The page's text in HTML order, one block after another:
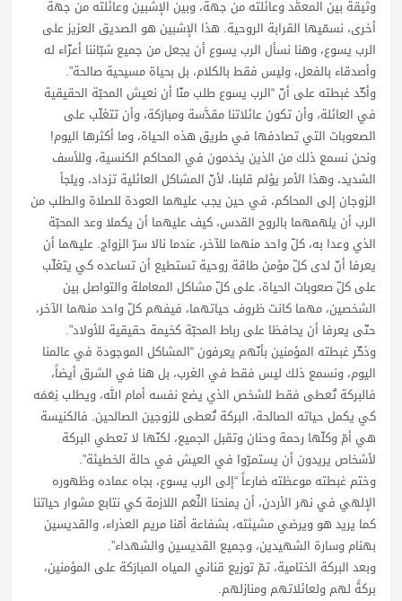
وثيقة بين المعمَّد وعائلته من جهة، وبين الإشبين وعائلته من جهة
أخرى، نسمّيها القرابة الروحية. هذا الإشبين هو الصديق العزيز على
الرب يسوع، وهنا نسأل الرب يسوع أن يجعل من جميع شبّاننا أعزّاء له
وأصدقاء بالفعل، وليس فقط بالكلام، بل بحياة مسيحية صالحة”.
وأكّد غبطته على أنّ “الرب يسوع طلب منّا أن نعيش المحبّة الحقيقية
في العائلة، وأن تكون عائلاتنا مقدَّسة ومبارَكة، وأن تتغلّب على
الصعوبات التي تصادفها في طريق هذه الحياة، وما أكثرها اليوم!
ونحن نسمع ذلك من الذين يخدمون في المحاكم الكنسية، وللأسف
الشديد، وهذا الأمر يؤلم قلبنا، لأنّ المشاكل العائلية تزداد، ويلجأ
الزوجان إلى المحاكم، في حين يجب عليهما العودة للصلاة والطلب من
الرب أن يلهمهما بالروح القدس، كيف عليهما أن يكملا وعد المحبّة
الذي وعدا به، كلّ واحد منهما للآخر، عندما نالا سرّ الزواج. عليهما أن
يعرفا أنّ لدى كلّ مؤمن طاقة روحية تستطيع أن تساعده كي يتغلّب
على كلّ صعوبات الحياة، على كلّ مشاكل المعاملة والتواصل بين
الشخصين، مهما كانت ظروف حياتهما، فيفهم كلّ واحد منهما الآخر،
حتّى يعرفا أن يحافظا على رباط المحبّة كخيمة حقيقية للأولاد”.
وذكّر غبطته المؤمنين بأنّهم يعرفون “المشاكل الموجودة في عالمنا
اليوم، ونسمع ذلك ليس فقط في الغرب، بل هنا في الشرق أيضاً،
فالبركة تُعطى فقط للشخص الذي يضع نفسه أمام الله، ويطلب نِعَمَه
كي يكمل حياته الصالحة، البركة تُعطى للزوجين الصالحين. فالكنيسة
هي أمّ وكلّها رحمة وحنان وتقبل الجميع، لكنّها لا تعطي البركة
لأشخاص يريدون أن يستمرّوا في العيش في حالة الخطيئة”.
وختم غبطته موعظته ضارعاً “إلى الرب يسوع، بجاه عماده وظهوره
الإلهي في نهر الأردن، أن يمنحنا النِّعَم اللازمة كي نتابع مشوار حياتنا
كما يريد هو ويرضي مشيئته، بشفاعة أمّنا مريم العذراء، والقديسين
بهنام وسارة الشهيدين، وجميع القديسين والشهداء”.
وبعد البركة الختامية، تمّ توزيع قناني المياه المبارَكة على المؤمنين،
بركةً لهم ولعائلاتهم ومنازلهم.